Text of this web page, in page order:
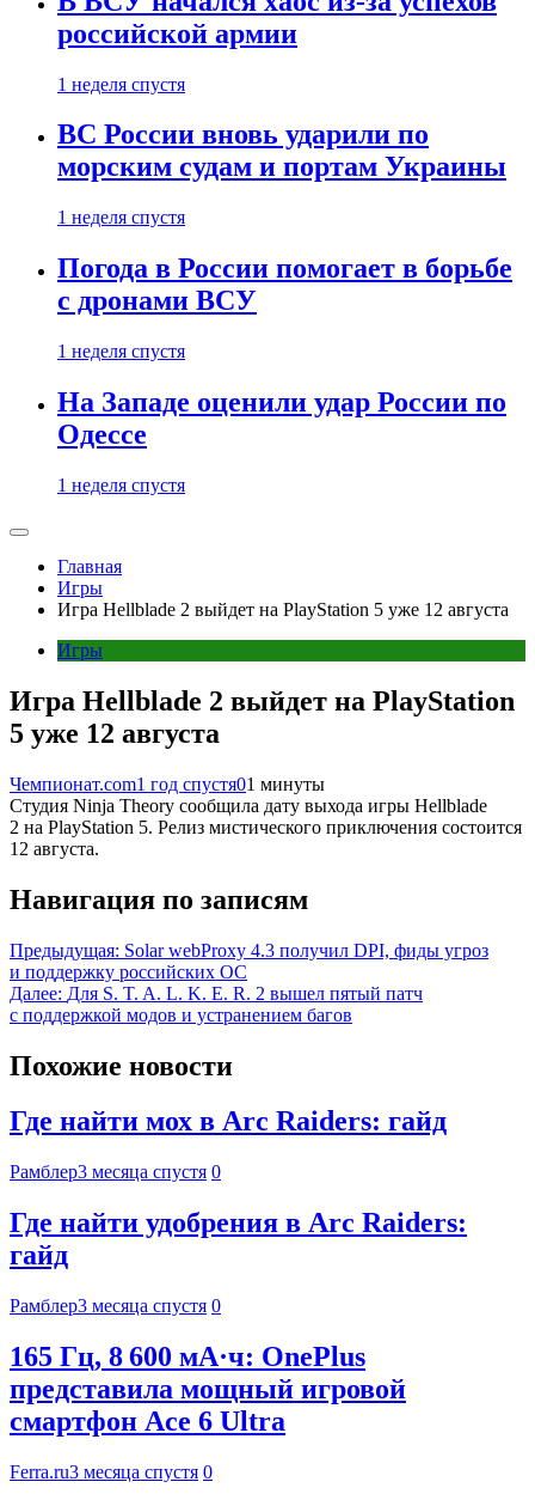
российской армии
1 неделя спустя
ВС России вновь ударили по
морским судам и портам Украины
1 неделя спустя
Погода в России помогает в борьбе
с дронами ВСУ
1 неделя спустя
На Западе оценили удар России по
Одессе
1 неделя спустя
Главная
Игры
Игра Hellblade 2 выйдет на PlayStation 5 уже 12 августа
Игры
Игра Hellblade 2 выйдет на PlayStation
5 уже 12 августа
Чемпионат.com1 год спустя01 минуты
Студия Ninja Theory сообщила дату выхода игры Hellblade
2 на PlayStation 5. Релиз мистического приключения состоится
12 августа.
Навигация по записям
Предыдущая: Solar webProxy 4.3 получил DPI, фиды угроз
и поддержку российских ОС
Далее: Для S. T. A. L. K. E. R. 2 вышел пятый патч
с поддержкой модов и устранением багов
Похожие новости
Где найти мох в Arc Raiders: гайд
Рамблер3 месяца спустя 0
Где найти удобрения в Arc Raiders:
гайд
Рамблер3 месяца спустя 0
165 Гц, 8 600 мА·ч: OnePlus
представила мощный игровой
смартфон Ace 6 Ultra
Ferra.ru3 месяца спустя 0